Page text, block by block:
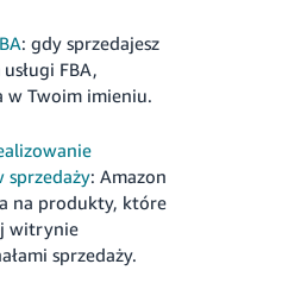
: gdy sprzedajesz
FBA,
w Twoim imieniu.
sprzedaży: Amazon
na produkty, które
witrynie
sprzedaży.